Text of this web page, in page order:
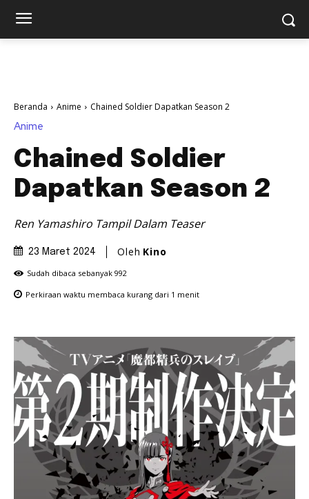
Beranda Anime Chained Soldier Dapatkan Season 2
Anime
Chained Soldier
Dapatkan Season 2
Ren Yamashiro Tampil Dalam Teaser
23 Maret 2024 Oleh Kino
Sudah dibaca sebanyak 992
Perkiraan waktu membaca kurang dari 1 menit